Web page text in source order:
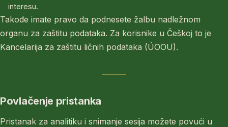
interesu.
Takođe imate pravo da podnesete žalbu nadležnom
organu za zaštitu podataka. Za korisnike u Češkoj to je
Kancelarija za zaštitu ličnih podataka (ÚOOU).
Povlačenje pristanka
Pristanak za analitiku i snimanje sesija možete povući u